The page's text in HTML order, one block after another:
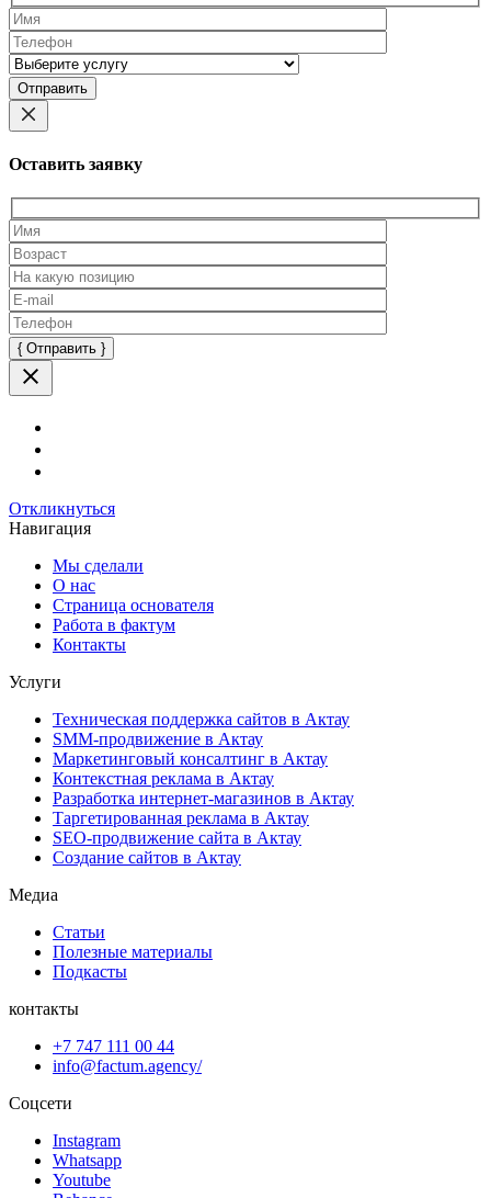
Оставьте
это
поле
Оставить заявку
Оставьте
это
поле
Откликнуться
Навигация
Мы сделали
О нас
Страница основателя
Работа в фактум
Контакты
Услуги
Техническая поддержка сайтов в Актау
SMM-продвижение в Актау
Маркетинговый консалтинг в Актау
Контекстная реклама в Актау
Разработка интернет-магазинов в Актау
Таргетированная реклама в Актау
SEO-продвижение сайта в Актау
Создание сайтов в Актау
Медиа
Статьи
Полезные материалы
Подкасты
контакты
+7 747 111 00 44
info@factum.agency/
Соцсети
Instagram
Whatsapp
Youtube